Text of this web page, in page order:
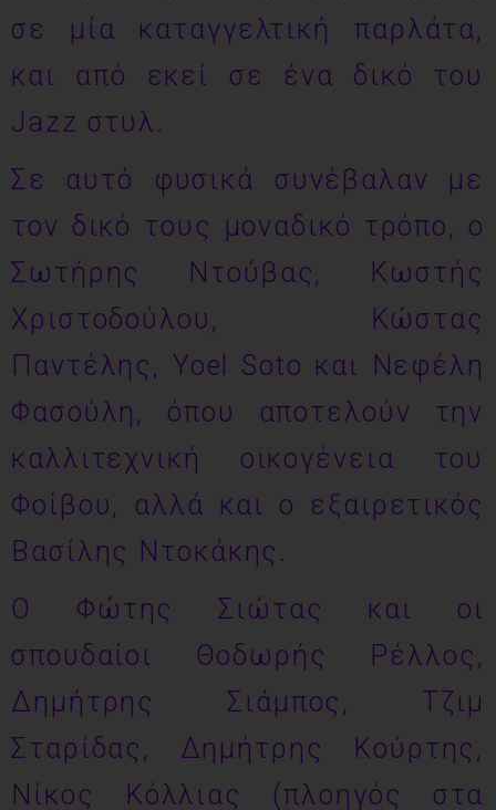
σε μία καταγγελτική παρλάτα,
και από εκεί σε ένα δικό του
Jazz στυλ.
Σε αυτό φυσικά συνέβαλαν με
τον δικό τους μοναδικό τρόπο, ο
Σωτήρης Ντούβας, Κωστής
Χριστοδούλου, Κώστας
Παντέλης, Yoel Soto και Νεφέλη
Φασούλη, όπου αποτελούν την
καλλιτεχνική οικογένεια του
Φοίβου, αλλά και ο εξαιρετικός
Βασίλης Ντοκάκης.
Ο Φώτης Σιώτας και οι
σπουδαίοι Θοδωρής Ρέλλος,
Δημήτρης Σιάμπος, Τζιμ
Σταρίδας, Δημήτρης Κούρτης,
Νίκος Κόλλιας (πλοηγός στα